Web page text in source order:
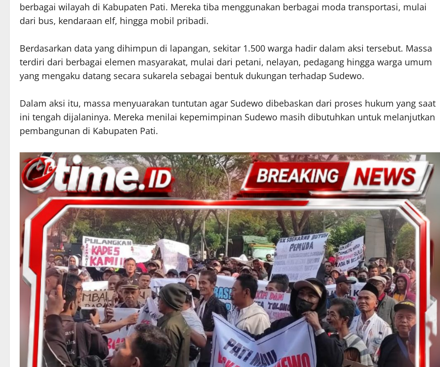
berbagai wilayah di Kabupaten Pati. Mereka tiba menggunakan berbagai moda transportasi, mulai
dari bus, kendaraan elf, hingga mobil pribadi.
Berdasarkan data yang dihimpun di lapangan, sekitar 1.500 warga hadir dalam aksi tersebut. Massa
terdiri dari berbagai elemen masyarakat, mulai dari petani, nelayan, pedagang hingga warga umum
yang mengaku datang secara sukarela sebagai bentuk dukungan terhadap Sudewo.
Dalam aksi itu, massa menyuarakan tuntutan agar Sudewo dibebaskan dari proses hukum yang saat
ini tengah dijalaninya. Mereka menilai kepemimpinan Sudewo masih dibutuhkan untuk melanjutkan
pembangunan di Kabupaten Pati.